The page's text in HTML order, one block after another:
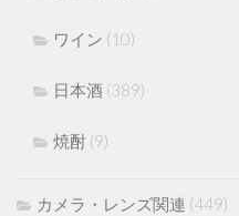
ワイン (10)
日本酒 (389)
焼酎 (9)
カメラ・レンズ関連 (449)